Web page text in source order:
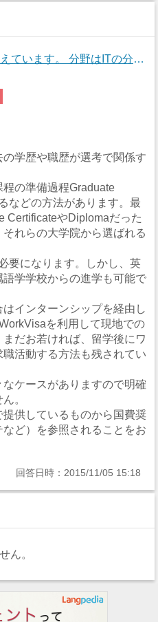
大学院に進学しようと考えています。 分野はITの分野です。そこで以下のことが不安要素なのですが答えられる範囲での回答をお願いします。 ・事前の専門分野の知識について ・英語力について(十分な成績で卒業できるくらい) ・就職について(日本or現地) ・奨学金 参考として現在、IELTSは6.0程度で日本の早慶くらいの私大にいます。 親への負担を最小にしたいので奨学金をもらい勉強したいです。
学歴や職歴が選考で関係す
の準備過程Graduate
などの方法があります。最
CertificateやDiplomaだった
れらの大学院から選ばれる
要になります。しかし、英
学学校からの進学も可能で
インターンシップを経由し
を利用して現地での
だお若ければ、留学後にワ
活動する方法も残されてい
ケースがありますので明確
。
供しているものから国費奨
ど）を参照されることをお
回答日時：2015/11/05 15:18
ん。